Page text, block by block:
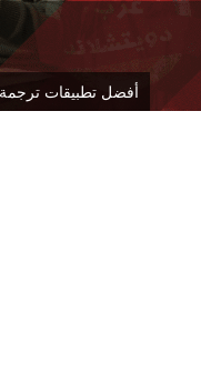
أفضل تطبيقات